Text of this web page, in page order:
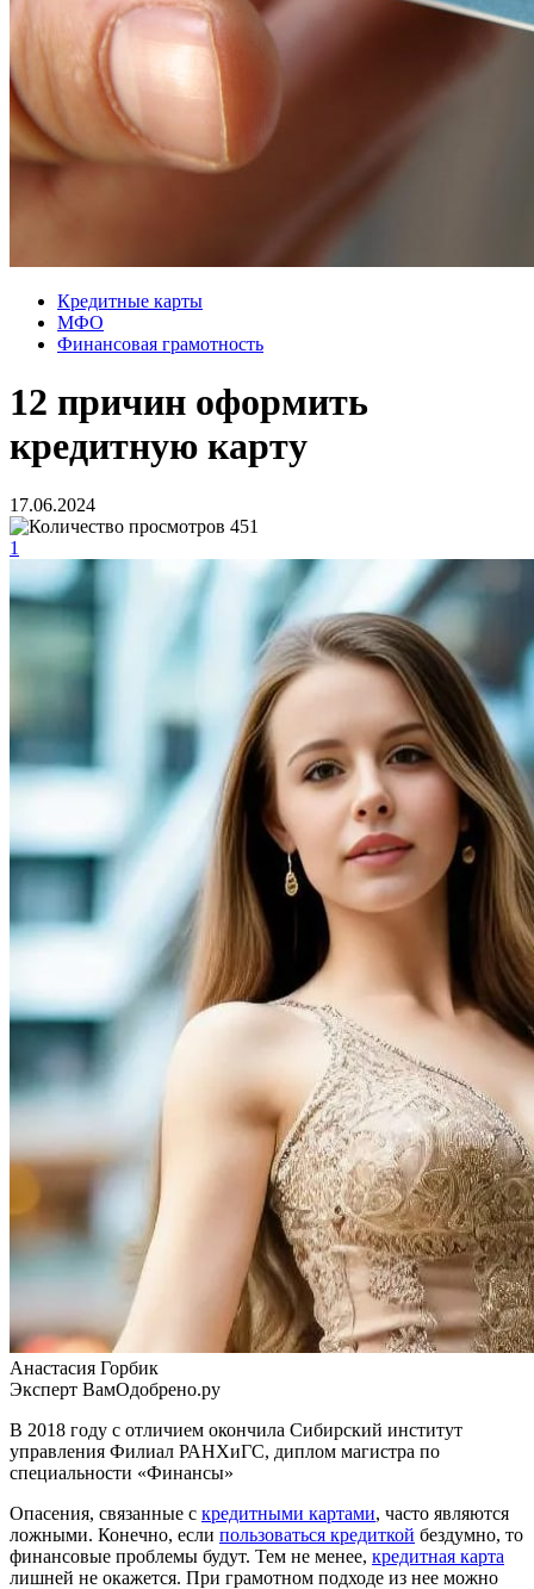
Кредитные карты
МФО
Финансовая грамотность
12 причин оформить
кредитную карту
17.06.2024
451
1
Анастасия Горбик
Эксперт ВамОдобрено.ру
В 2018 году с отличием окончила Сибирский институт
управления Филиал РАНХиГС, диплом магистра по
специальности «Финансы»
Опасения, связанные с кредитными картами, часто являются
ложными. Конечно, если пользоваться кредиткой бездумно, то
финансовые проблемы будут. Тем не менее, кредитная карта
лишней не окажется. При грамотном подходе из нее можно